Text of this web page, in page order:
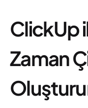
ClickUp
Zaman